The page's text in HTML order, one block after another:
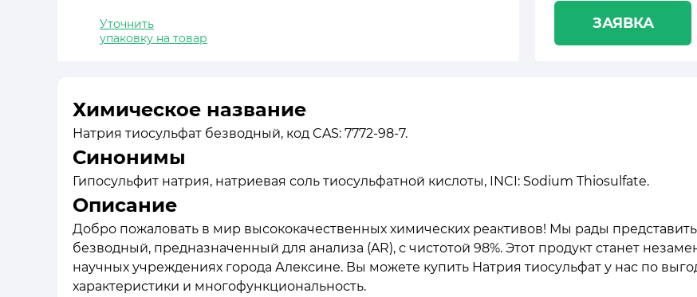
Уточнить
упаковку на товар
ЗАЯВКА
Химическое название
Натрия тиосульфат безводный, код CAS: 7772-98-7.
Синонимы
Гипосульфит натрия, натриевая соль тиосульфатной кислоты, INCI: Sodium Thiosulfate.
Описание
Добро пожаловать в мир высококачественных химических реактивов! Мы рады
безводный, предназначенный для анализа (AR), с чистотой 98%. Этот продукт станет
научных учреждениях города Алексине. Вы можете купить Натрия тиосульфат у нас по
характеристики и многофункциональность.